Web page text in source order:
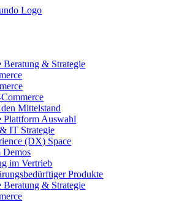
Beratung & Strategie
Mittelstand
Plattform Auswahl
IT Strategie
(DX) Space
Demos
im Vertrieb
Produkte
Beratung & Strategie